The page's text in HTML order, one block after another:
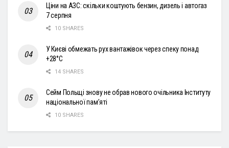
Ціни на АЗС: скільки коштують бензин, дизель і автогаз
7 серпня
10 SHARES
У Києві обмежать рух вантажівок через спеку понад
+28°С
14 SHARES
Сейм Польщі знову не обрав нового очільника Інституту
національної пам’яті
10 SHARES